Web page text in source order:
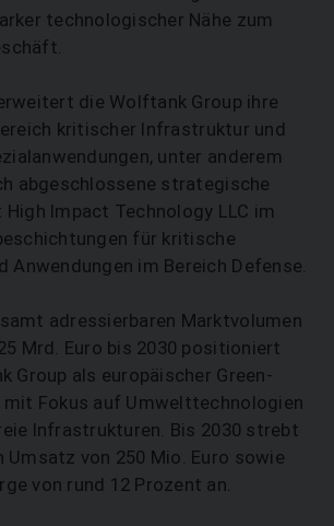
technologischer Nähe zum
die Wolftank Group ihre
kritischer Infrastruktur und
unter anderem
abgeschlossene strategische
Impact Technology LLC im
für kritische
Anwendungen im Bereich Defense.
adressierbaren Marktvolumen
Mrd. Euro bis 2030 positioniert
Group als europäischer Green-
Fokus auf Umwelttechnologien
Infrastrukturen. Bis 2030 strebt
Umsatz von 250 Mio. Euro sowie
von rund 12 Prozent an.
SUCHEN